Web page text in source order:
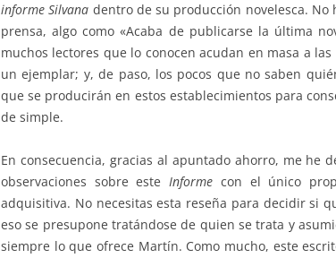
informe Silvana dentro de su producción novelesca. No
prensa, algo como «Acaba de publicarse la última
muchos lectores que lo conocen acudan en masa a
un ejemplar; y, de paso, los pocos que no saben
que se producirán en estos establecimientos para
de simple.
En consecuencia, gracias al apuntado ahorro, me he
observaciones sobre esteInforme con el único
adquisitiva. No necesitas esta reseña para decidir si
eso se presupone tratándose de quien se trata y
siempre lo que ofrece Martín. Como mucho, este